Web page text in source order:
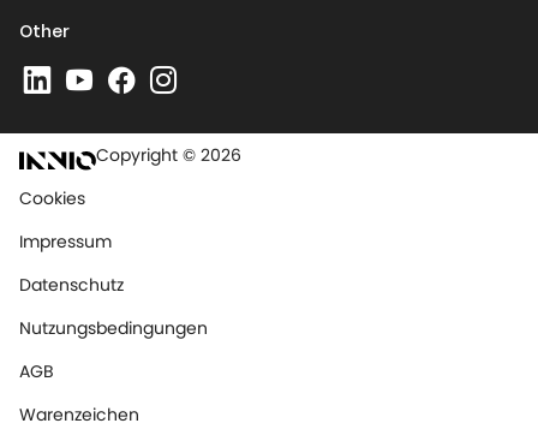
Other
Copyright © 2026
Cookies
Impressum
Datenschutz
Nutzungsbedingungen
AGB
Warenzeichen